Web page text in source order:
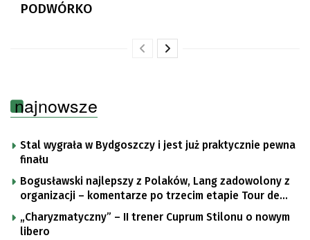
PODWÓRKO
najnowsze
Stal wygrała w Bydgoszczy i jest już praktycznie pewna
finału
Bogusławski najlepszy z Polaków, Lang zadowolony z
organizacji – komentarze po trzecim etapie Tour de
Pologne
„Charyzmatyczny” – II trener Cuprum Stilonu o nowym
libero